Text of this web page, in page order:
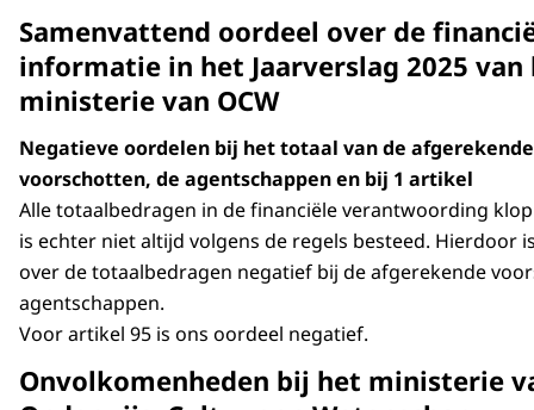
Samenvattend oordeel over de
informatie in het Jaarverslag 2025 van
ministerie van OCW
Negatieve oordelen bij het totaal van de afgerekende
voorschotten, de agentschappen en bij 1 artikel
Alle totaalbedragen in de financiële verantwoording
is echter niet altijd volgens de regels besteed. Hierdoor
over de totaalbedragen negatief bij de afgerekende
agentschappen.
Voor artikel 95 is ons oordeel negatief.
Onvolkomenheden bij het ministerie